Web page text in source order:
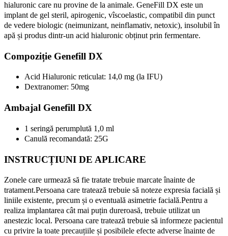
hialuronic care nu provine de la animale. GeneFill DX este un
implant de gel steril, apirogenic, vîscoelastic, compatibil din punct
de vedere biologic (neimunizant, neinflamativ, netoxic), insolubil în
apă și produs dintr-un acid hialuronic obținut prin fermentare.
Compoziție Genefill DX
Acid Hialuronic reticulat: 14,0 mg (la IFU)
Dextranomer: 50mg
Ambajal Genefill DX
1 seringă perumplută 1,0 ml
Canulă recomandată: 25G
INSTRUCȚIUNI DE APLICARE
Zonele care urmează să fie tratate trebuie marcate înainte de
tratament.Persoana care tratează trebuie să noteze expresia facială și
liniile existente, precum și o eventuală asimetrie facială.Pentru a
realiza implantarea cât mai puțin dureroasă, trebuie utilizat un
anestezic local. Persoana care tratează trebuie să informeze pacientul
cu privire la toate precauțiile și posibilele efecte adverse înainte de